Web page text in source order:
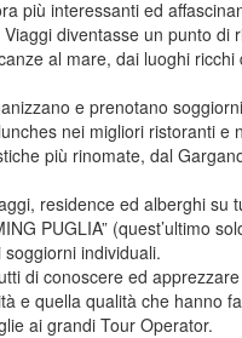
più interessanti ed
diventasse un punto di
al mare, dai luoghi
e prenotano
nei migliori ristoranti
più rinomate, dal
residence ed alberghi su
PUGLIA” (quest’ultimo
individuali.
di conoscere ed
e quella qualità che hanno
ai grandi Tour Operator.